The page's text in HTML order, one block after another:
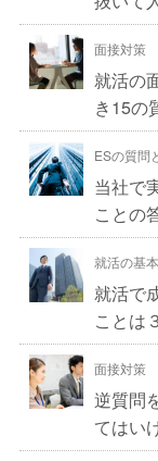
面接対策
就活の
き15の
ESの質問
当社で
ことの
就活の基
就活で
ことは
面接対策
逆質問
てはい